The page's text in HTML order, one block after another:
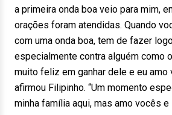
a primeira onda boa veio para mim,
orações foram atendidas. Quando
com uma onda boa, tem de fazer
especialmente contra alguém como
muito feliz em ganhar dele e eu amo
afirmou Filipinho. “Um momento
minha família aqui, mas amo vocês